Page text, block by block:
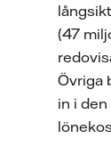
(47
Övriga
in i